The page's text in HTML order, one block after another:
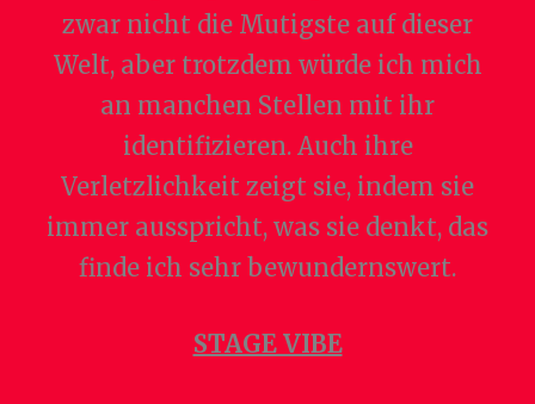
zwar nicht die Mutigste auf dieser
Welt, aber trotzdem würde ich mich
an manchen Stellen mit ihr
identifizieren. Auch ihre
Verletzlichkeit zeigt sie, indem sie
immer ausspricht, was sie denkt, das
finde ich sehr bewundernswert.
STAGE VIBE